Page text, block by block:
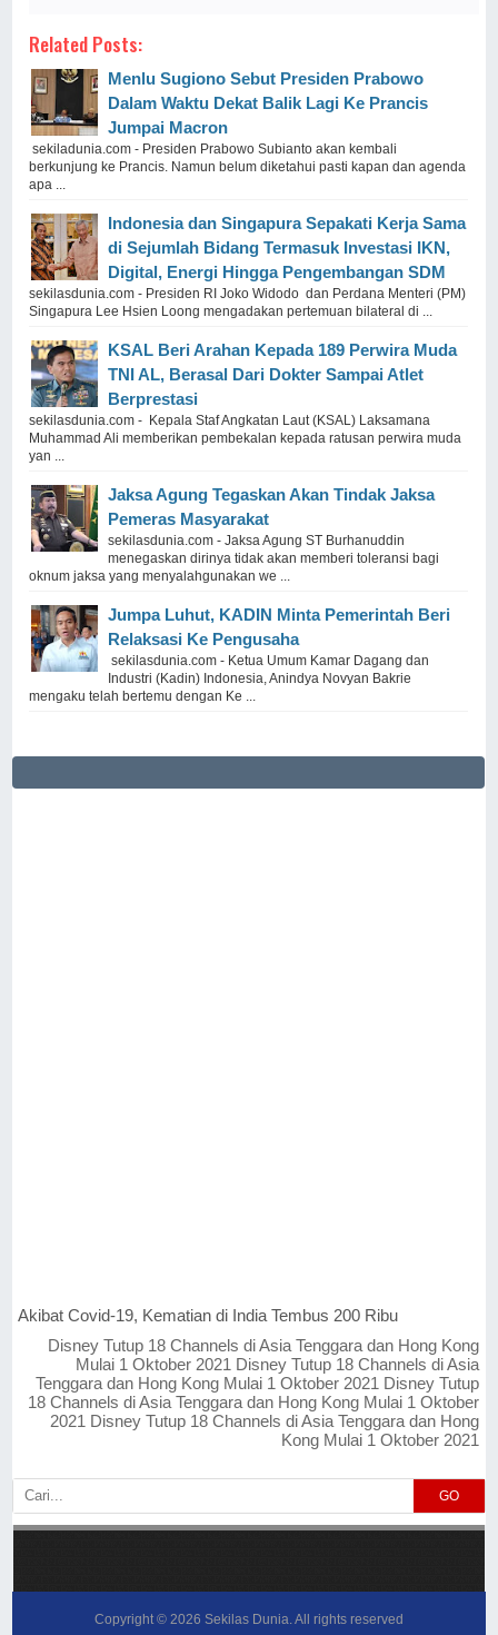
Related Posts:
Menlu Sugiono Sebut Presiden Prabowo
Dalam Waktu Dekat Balik Lagi Ke Prancis
Jumpai Macron
sekiladunia.com - Presiden Prabowo Subianto akan kembali
berkunjung ke Prancis. Namun belum diketahui pasti kapan dan agenda
apa ...
Indonesia dan Singapura Sepakati Kerja Sama
di Sejumlah Bidang Termasuk Investasi IKN,
Digital, Energi Hingga Pengembangan SDM
sekilasdunia.com - Presiden RI Joko Widodo dan Perdana Menteri (PM)
Singapura Lee Hsien Loong mengadakan pertemuan bilateral di ...
KSAL Beri Arahan Kepada 189 Perwira Muda
TNI AL, Berasal Dari Dokter Sampai Atlet
Berprestasi
sekilasdunia.com - Kepala Staf Angkatan Laut (KSAL) Laksamana
Muhammad Ali memberikan pembekalan kepada ratusan perwira muda
yan ...
Jaksa Agung Tegaskan Akan Tindak Jaksa
Pemeras Masyarakat
sekilasdunia.com - Jaksa Agung ST Burhanuddin
menegaskan dirinya tidak akan memberi toleransi bagi
oknum jaksa yang menyalahgunakan we ...
Jumpa Luhut, KADIN Minta Pemerintah Beri
Relaksasi Ke Pengusaha
sekilasdunia.com - Ketua Umum Kamar Dagang dan
Industri (Kadin) Indonesia, Anindya Novyan Bakrie
mengaku telah bertemu dengan Ke ...
Akibat Covid-19, Kematian di India Tembus 200 Ribu
Disney Tutup 18 Channels di Asia Tenggara dan Hong Kong
Mulai 1 Oktober 2021 Disney Tutup 18 Channels di Asia
Tenggara dan Hong Kong Mulai 1 Oktober 2021 Disney Tutup
18 Channels di Asia Tenggara dan Hong Kong Mulai 1 Oktober
2021 Disney Tutup 18 Channels di Asia Tenggara dan Hong
Kong Mulai 1 Oktober 2021
GO
Copyright © 2026 Sekilas Dunia. All rights reserved